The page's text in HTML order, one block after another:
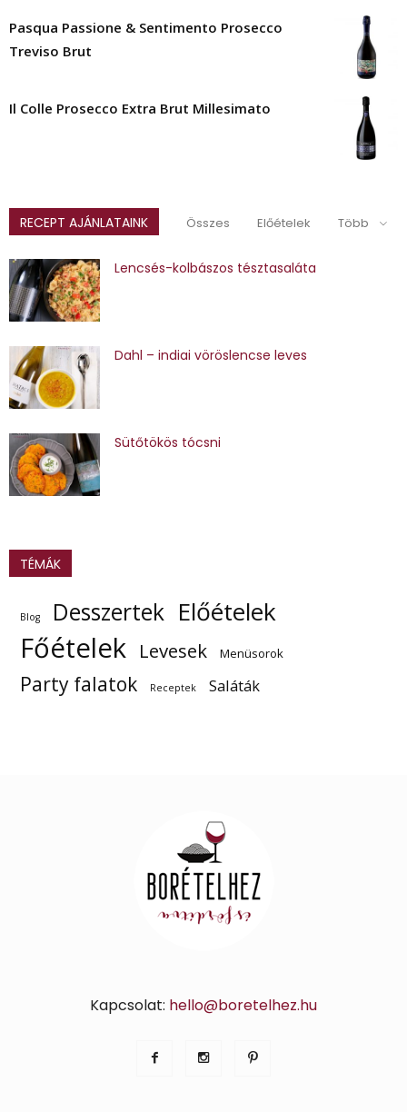
Pasqua Passione & Sentimento Prosecco
Treviso Brut
Il Colle Prosecco Extra Brut Millesimato
RECEPT AJÁNLATAINK Összes Előételek Több
Lencsés-kolbászos tésztasaláta
Dahl – indiai vöröslencse leves
Sütőtökös tócsni
TÉMÁK
Blog Desszertek Előételek
Főételek Levesek Menüsorok
Party falatok Receptek Saláták
Kapcsolat: hello@boretelhez.hu